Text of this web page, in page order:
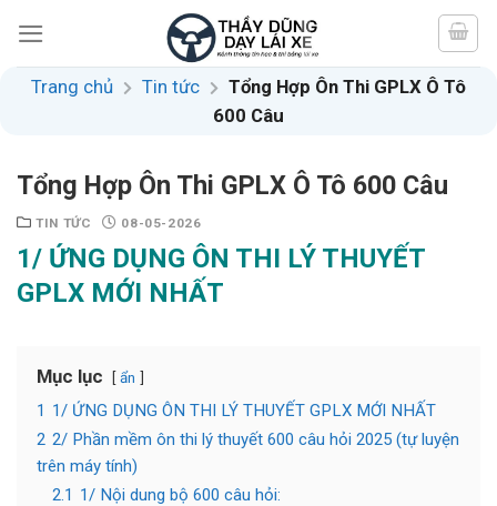
content
Trang chủ Tin tức
Tổng Hợp Ôn Thi GPLX Ô Tô
600 Câu
Tổng Hợp Ôn Thi GPLX Ô Tô 600 Câu
TIN TỨC 08-05-2026
1/ ỨNG DỤNG ÔN THI LÝ THUYẾT
GPLX MỚI NHẤT
Mục lục ẩn
1 1/ ỨNG DỤNG ÔN THI LÝ THUYẾT GPLX MỚI NHẤT
2 2/ Phần mềm ôn thi lý thuyết 600 câu hỏi 2025 (tự luyện
trên máy tính)
2.1 1/ Nội dung bộ 600 câu hỏi: